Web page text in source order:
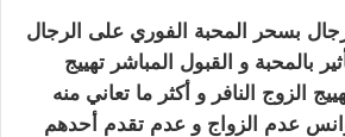
بسحر المحبة الفوري على الرجال
بالمحبة و القبول المباشر تهييج
الزوج النافر و أكثر ما تعاني منه
عدم الزواج و عدم تقدم أحدهم